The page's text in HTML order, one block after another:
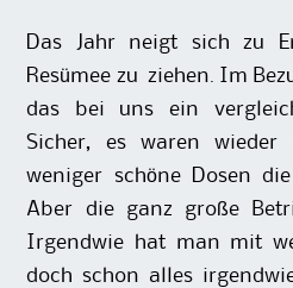
Das Jahr neigt sich zu
Resümee zu ziehen. Im
das bei uns ein
Sicher, es waren
weniger schöne Dosen
Aber die ganz große
Irgendwie hat man mit
doch schon alles